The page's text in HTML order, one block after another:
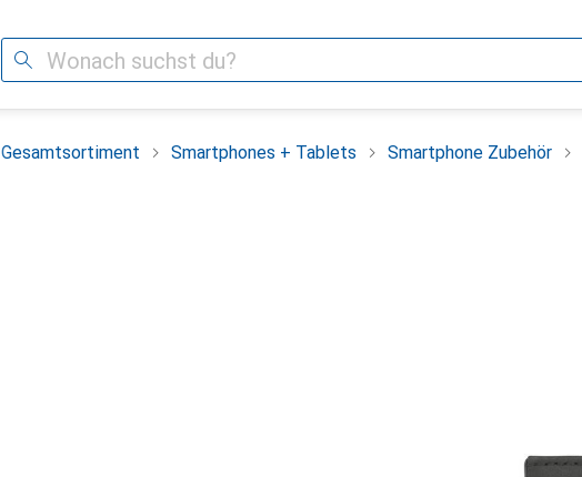
Suche
Gesamtsortiment Smartphones + Tablets Smartphone Zubehör